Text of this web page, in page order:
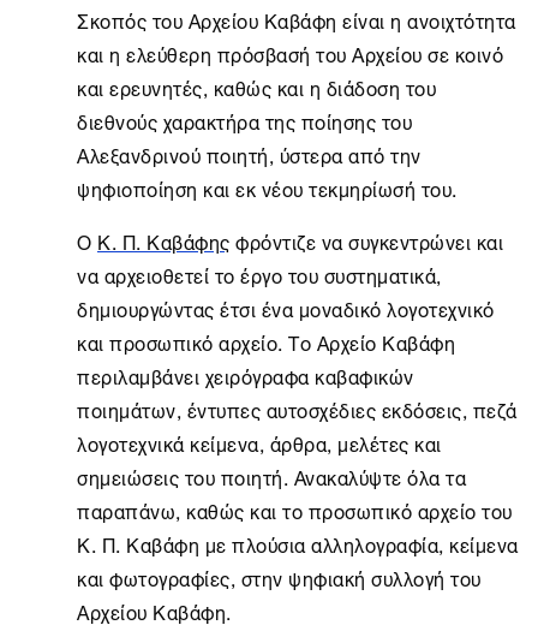
Σκοπός του Αρχείου Καβάφη είναι η ανοιχτότητα
και η ελεύθερη πρόσβασή του Aρχείου σε κοινό
και ερευνητές, καθώς και η διάδοση του
διεθνούς χαρακτήρα της ποίησης του
Αλεξανδρινού ποιητή, ύστερα από την
ψηφιοποίηση και εκ νέου τεκμηρίωσή του.
Ο Κ. Π. Καβάφηςφρόντιζε να συγκεντρώνει και
να αρχειοθετεί το έργο του συστηματικά,
δημιουργώντας έτσι ένα μοναδικό λογοτεχνικό
και προσωπικό αρχείο. ΤοΑρχείο Καβάφη
περιλαμβάνει χειρόγραφα καβαφικών
ποιημάτων, έντυπες αυτοσχέδιες εκδόσεις, πεζά
λογοτεχνικά κείμενα, άρθρα, μελέτες και
σημειώσεις του ποιητή. Ανακαλύψτε όλα τα
παραπάνω, καθώς και το προσωπικό αρχείο του
Κ. Π. Καβάφη με πλούσια αλληλογραφία, κείμενα
και φωτογραφίες, στην ψηφιακή συλλογή του
Αρχείου Καβάφη.